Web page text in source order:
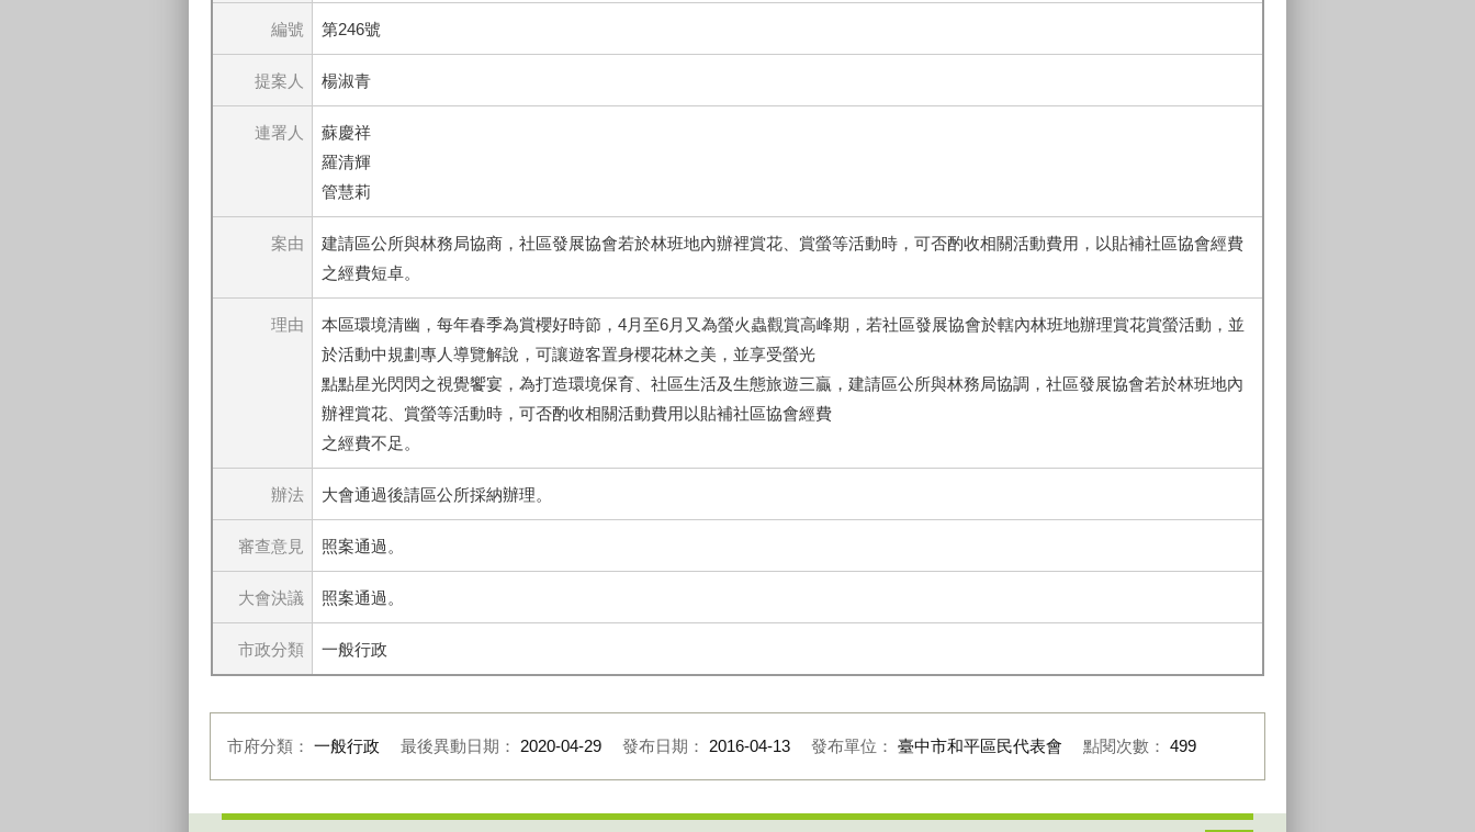
編號 第246號
提案人 楊淑青
連署人
蘇慶祥
羅清輝
管慧莉
案由
建請區公所與林務局協商，社區發展協會若於林班地內辦裡賞花、賞螢等活動時，可否酌收相關活動費用，以貼補社區協會經費
之經費短卓。
理由
本區環境清幽，每年春季為賞櫻好時節，4月至6月又為螢火蟲觀賞高峰期，若社區發展協會於轄內林班地辦理賞花賞螢活動，並
於活動中規劃專人導覽解說，可讓遊客置身櫻花林之美，並享受螢光
點點星光閃閃之視覺饗宴，為打造環境保育、社區生活及生態旅遊三贏，建請區公所與林務局協調，社區發展協會若於林班地內
辦裡賞花、賞螢等活動時，可否酌收相關活動費用以貼補社區協會經費
之經費不足。
辦法 大會通過後請區公所採納辦理。
審查意見 照案通過。
大會決議 照案通過。
市政分類 一般行政
市府分類： 一般行政 最後異動日期： 2020-04-29 發布日期： 2016-04-13 發布單位： 臺中市和平區民代表會 點閱次數： 499